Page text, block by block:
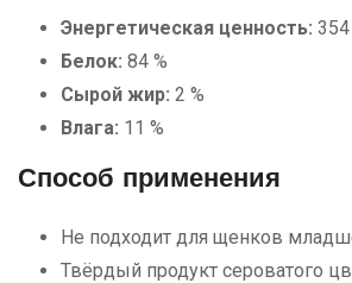
Энергетическая ценность:
Белок: 84 %
Сырой жир: 2 %
Влага: 11 %
Способ применения
Не подходит для щенков
Твёрдый продукт сероватого